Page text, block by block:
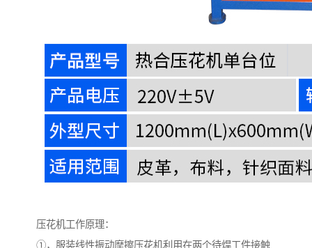
压花机工作原理：
①，服装线性振动摩擦压花机利用在两个待焊工件接触